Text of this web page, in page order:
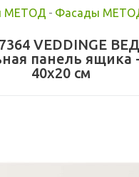
МЕТОД - Фасады
VEDDINGE
панель ящика
40x20 см